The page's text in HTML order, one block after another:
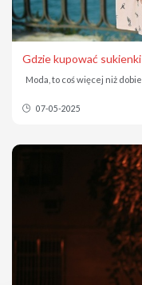
Gdzie kupować
Moda, to coś więcej niż
07-05-2025